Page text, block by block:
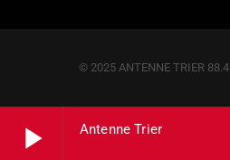
play_arrow Antenne Trier
© 2025 ANTENNE TRIER 88.4